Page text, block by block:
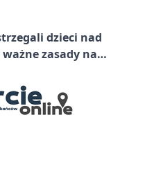
dzieci nad
ważne zasady na